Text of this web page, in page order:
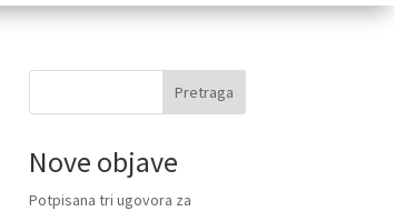
Pretraga
Nove objave
Potpisana tri ugovora za